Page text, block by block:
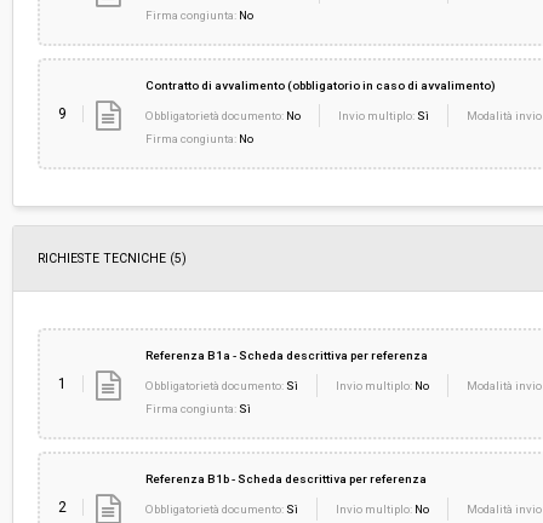
Firma congiunta: No
9
Contratto di avvalimento (obbligatorio in caso di avvalimento)
Obbligatorietà documento: No Invio multiplo: Sì
Modalità
Firma congiunta: No
RICHIESTE TECNICHE (5)
1
Referenza B1a - Scheda descrittiva per referenza
Obbligatorietà documento: Sì Invio multiplo: No
Modalità
Firma congiunta: Sì
2
Referenza B1b - Scheda descrittiva per referenza
Obbligatorietà documento: Sì Invio multiplo: No
Modalità